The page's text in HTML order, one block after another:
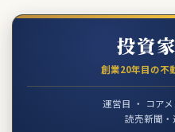
投資
創業20年目の不
運営目 ・ コア
読売新聞・